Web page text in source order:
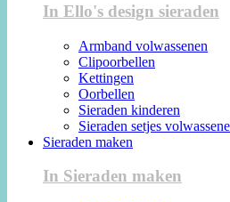
In Ello's design sieraden
Armband volwassenen
Clipoorbellen
Kettingen
Oorbellen
Sieraden kinderen
Sieraden setjes
Sieraden maken
In Sieraden maken